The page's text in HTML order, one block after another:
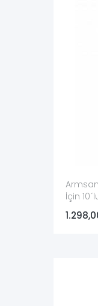
üretici
başına düşük kalite
Seçerken
Genel tüfek ailesi değil,
veya yivli tüfek
veya farklı üretim
10 fişek kapasitesi
yan sanayi olduğu
şarjör mü yoksa çoklu
İçin